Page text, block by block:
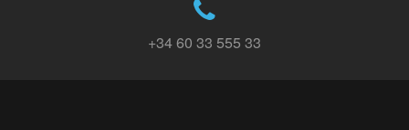
+34 60 33 555 33